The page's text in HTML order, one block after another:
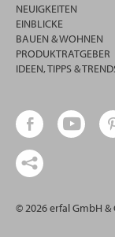
NEUIGKEITEN
EINBLICKE
BAUEN & WOHNEN
PRODUKTRATGEBER
IDEEN, TIPPS &
© 2026 erfal GmbH &